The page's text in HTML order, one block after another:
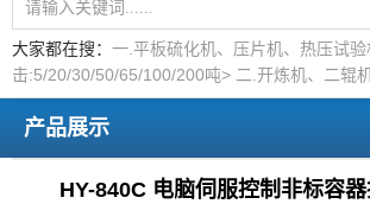
大家都在搜： 一.平板硫化机、压片机、热压试验
击:5/20/30/50/65/100/200吨> 二.开炼机、二辊
产品展示
HY-840C 电脑伺服控制非标容